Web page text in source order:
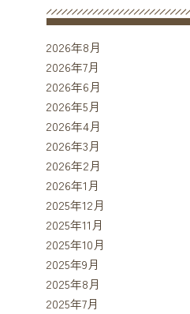
2026年8月
2026年7月
2026年6月
2026年5月
2026年4月
2026年3月
2026年2月
2026年1月
2025年12月
2025年11月
2025年10月
2025年9月
2025年8月
2025年7月